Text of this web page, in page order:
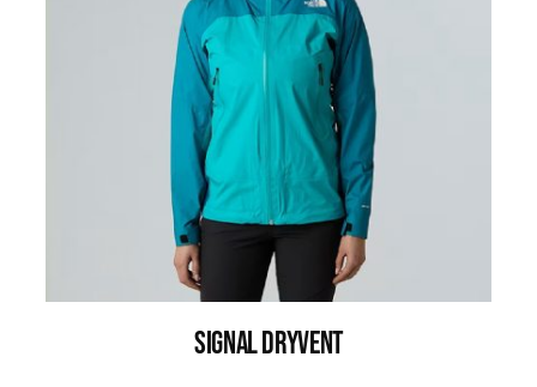
SIGNAL DRYVENT